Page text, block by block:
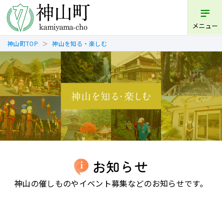
メニュー
神山町TOP 神山を知る・楽しむ
お知らせ
神山の催しものやイベント募集などのお知らせです。